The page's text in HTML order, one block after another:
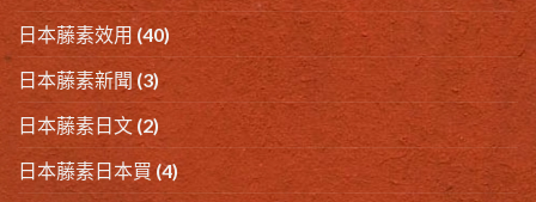
日本藤素效用 (40)
日本藤素新聞 (3)
日本藤素日文 (2)
日本藤素日本買(4)